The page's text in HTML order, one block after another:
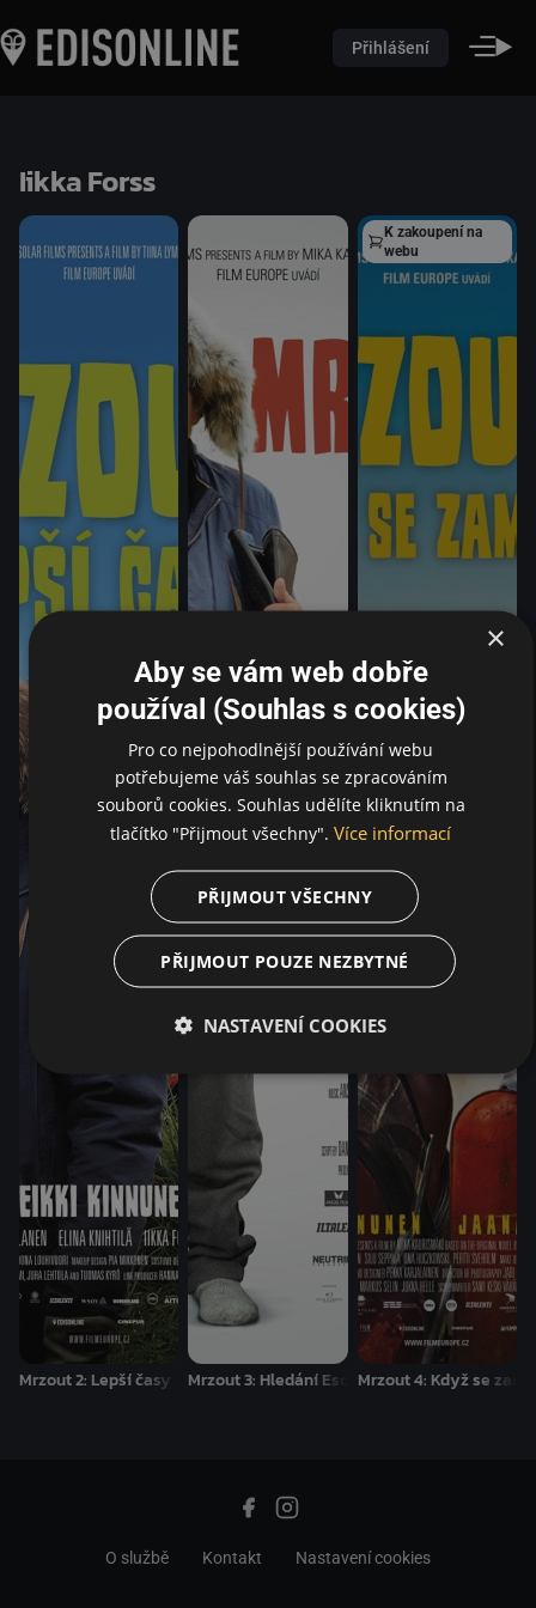
Přihlášení
Iikka Forss
Mrzout 2: Lepší časy Mrzout 3: Hledání Escortu
K zakoupení na
webu
Mrzout 4: Když se
O službě Kontakt Nastavení cookies
×
Aby se vám web dobře
používal (Souhlas s cookies)
Pro co nejpohodlnější používání webu
potřebujeme váš souhlas se zpracováním
souborů cookies. Souhlas udělíte kliknutím na
tlačítko "Přijmout všechny". Více informací
PŘIJMOUT VŠECHNY
PŘIJMOUT POUZE NEZBYTNÉ
NASTAVENÍ COOKIES